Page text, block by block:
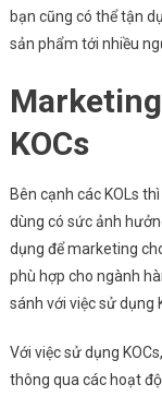
bạn cũng có thể tận
sản phẩm tới nhiều
KOCs
Bên cạnh các KOLs
dùng có sức ảnh
dụng để marketing
phù hợp cho ngành
sánh với việc sử dụng
Với việc sử dụng
thông qua các hoạt